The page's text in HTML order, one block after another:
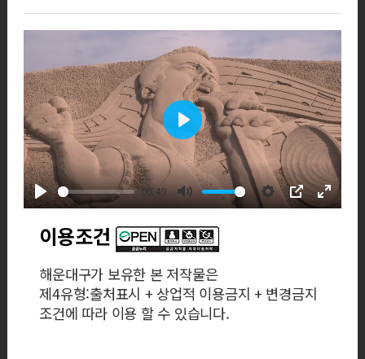
Play
00:49
Mute
Settings
PIP
Enter
Play
이용조건
해운대구가 보유한 본 저작물은
제4유형:출처표시 + 상업적 이용금지 + 변경금지
조건에 따라 이용 할 수 있습니다.